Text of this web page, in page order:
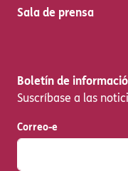
Sala de prensa
Boletín de
Suscríbase a las
Correo-e